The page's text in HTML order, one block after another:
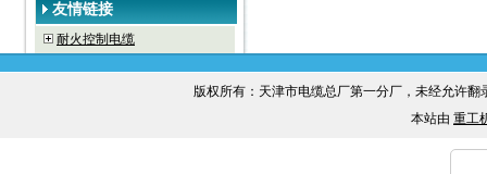
友情链接
耐火控制电缆
版权所有：天津市电缆总厂第一分厂，未经允许
本站由 重工